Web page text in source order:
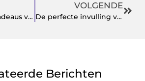
De 5 leukste cadeaus voor bierliefhebbers
VOLGENDE
De perfecte invulling voor een weekend in Drenthe
Berichten